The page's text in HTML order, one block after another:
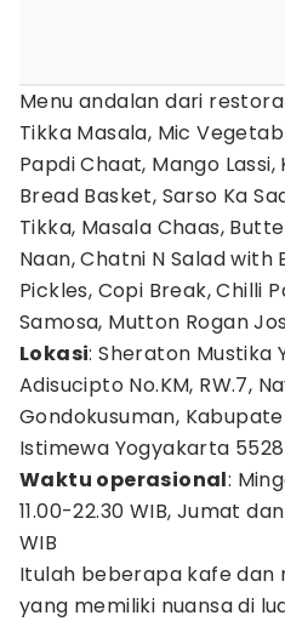
Menu andalan dari
Tikka Masala, Mic
Papdi Chaat, Mango
Bread Basket, Sarso Ka
Tikka, Masala Chaas,
Naan, Chatni N Salad with
Pickles, Copi Break, Chilli
Samosa, Mutton Rogan
Lokasi: Sheraton Mustika
Adisucipto No.KM, RW.7,
Gondokusuman,
Istimewa Yogyakarta
Waktu operasional:
11.00-22.30 WIB, Jumat
WIB
Itulah beberapa kafe dan
yang memiliki nuansa di